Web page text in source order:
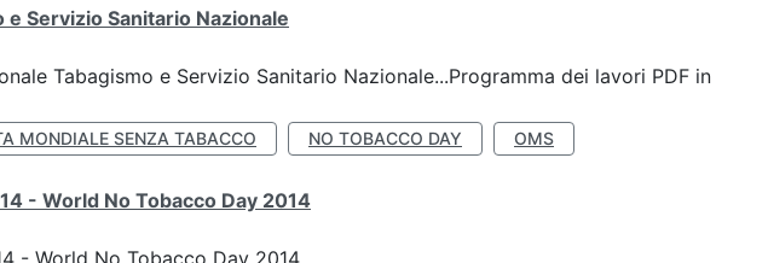
e Servizio Sanitario Nazionale
Tabagismo e Servizio Sanitario Nazionale...Programma dei lavori PDF in
MONDIALE SENZA TABACCO NO TOBACCO DAY OMS
- World No Tobacco Day 2014
- World No Tobacco Day 2014